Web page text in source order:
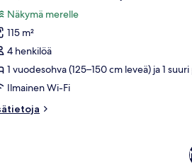
Näkymä merelle
115 m²
4 henkilöä
1 vuodesohva (125–150 cm leveä) ja 1
Ilmainen Wi-Fi